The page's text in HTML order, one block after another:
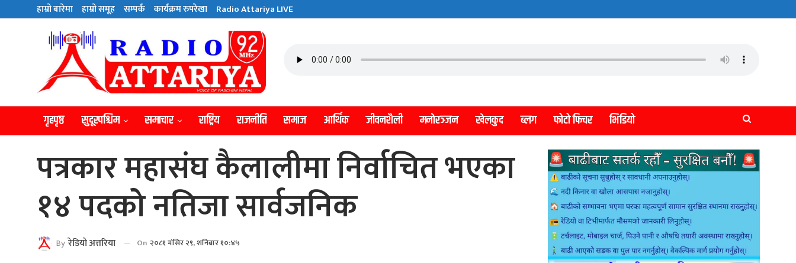
हाम्राे बारेमा हाम्राे समूह सम्पर्क कार्यक्रम रुपरेखा Radio Attariya LIVE
गृहपृष्ठ सुदूरपश्चिम समाचार राष्ट्रिय राजनीति समाज आर्थिक जीवनशैली मनाेरञ्जन खेलकुद ब्लग फोटो फिचर भिडियो
पत्रकार महासंघ कैलालीमा निर्वाचित भएका
१४ पदको नतिजा सार्वजनिक
By रेडियाे अत्तरिया On २०८१ मंसिर २९, शनिबार १०:४५